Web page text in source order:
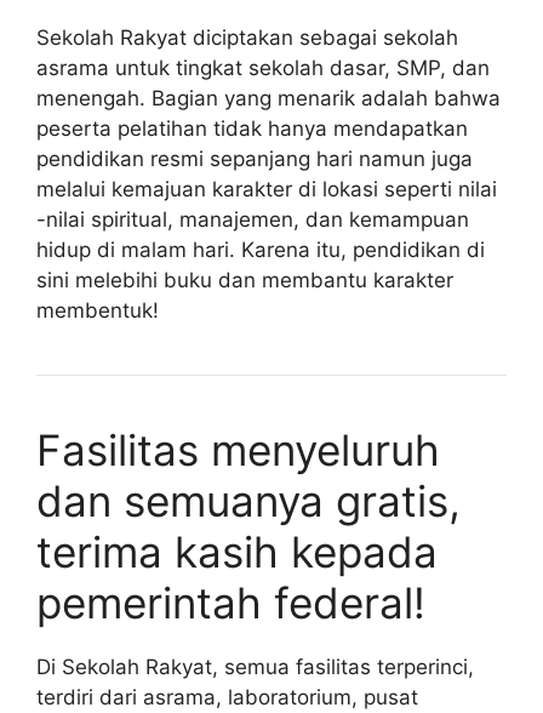
Sekolah Rakyat diciptakan sebagai sekolah
asrama untuk tingkat sekolah dasar, SMP, dan
menengah. Bagian yang menarik adalah bahwa
peserta pelatihan tidak hanya mendapatkan
pendidikan resmi sepanjang hari namun juga
melalui kemajuan karakter di lokasi seperti nilai
-nilai spiritual, manajemen, dan kemampuan
hidup di malam hari. Karena itu, pendidikan di
sini melebihi buku dan membantu karakter
membentuk!
Fasilitas menyeluruh
dan semuanya gratis,
terima kasih kepada
pemerintah federal!
Di Sekolah Rakyat, semua fasilitas terperinci,
terdiri dari asrama, laboratorium, pusat